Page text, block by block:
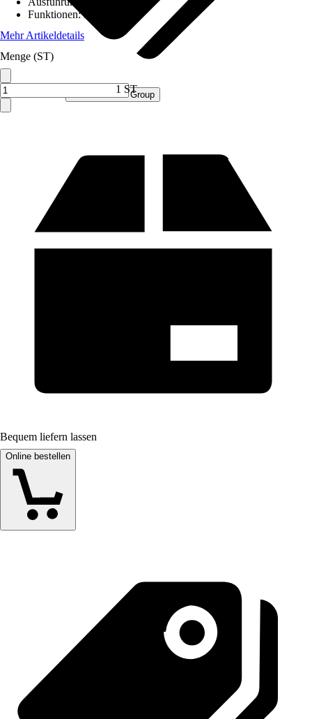
Verkauf durch: Procommerce Group
Funktionen:Mit Klappe
Mehr Artikeldetails
Menge (ST)
1 ST
Bequem liefern lassen
Online bestellen